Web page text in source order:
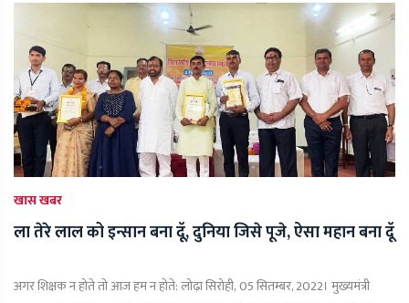
खास खबर
ला तेरे लाल को इन्सान बना दॅू, दुनिया जिसे पूजे, ऐसा महान बना दूॅ
अगर शिक्षक न होते तो आज हम न होते: लोढ़ा सिरोही, 05 सितम्बर, 2022। मुख्यमंत्री